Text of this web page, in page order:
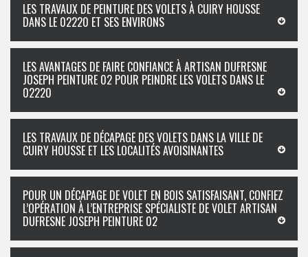
LES TRAVAUX DE PEINTURE DES VOLETS À CUIRY HOUSSE
DANS LE 02220 ET SES ENVIRONS
LES AVANTAGES DE FAIRE CONFIANCE À ARTISAN DUFRESNE
JOSEPH PEINTURE 02 POUR PEINDRE LES VOLETS DANS LE
02220
LES TRAVAUX DE DÉCAPAGE DES VOLETS DANS LA VILLE DE
CUIRY HOUSSE ET LES LOCALITÉS AVOISINANTES
POUR UN DÉCAPAGE DE VOLET EN BOIS SATISFAISANT, CONFIEZ
L’OPÉRATION À L’ENTREPRISE SPÉCIALISTE DE VOLET ARTISAN
DUFRESNE JOSEPH PEINTURE 02